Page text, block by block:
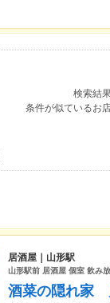
検索結
条件が似ているお
居酒屋｜山形駅
山形駅前 居酒屋 個室 飲み
酒菜の隠れ家